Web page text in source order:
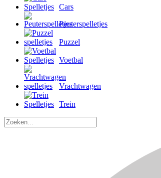
Cars
Peuterspelletjes
Puzzel
Voetbal
Vrachtwagen
Trein